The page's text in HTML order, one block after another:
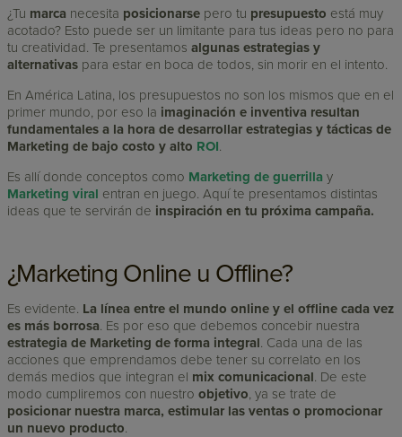
¿Tu marca necesita posicionarse pero tu presupuesto está muy
acotado? Esto puede ser un limitante para tus ideas pero no para
tu creatividad. Te presentamosalgunas estrategias y
alternativas para estar en boca de todos, sin morir en el intento.
En América Latina, los presupuestos no son los mismos que en el
primer mundo, por eso la imaginación e inventiva resultan
fundamentales a la hora de desarrollar estrategias y tácticas de
Marketing de bajo costo y alto ROI
Es allí donde conceptos como Marketing de guerrilla y
Marketing viral entran en juego. Aquí te presentamos distintas
ideas que te servirán de inspiración en tu próxima campaña.
¿Marketing Online u Offline?
Es evidente. La línea entre el mundo online y el offline cada vez
es más borrosa. Es por eso que debemos concebir nuestra
estrategia de Marketing de forma integral. Cada una de las
acciones que emprendamos debe tener su correlato en los
demás medios que integran el mix comunicacional. De este
modo cumpliremos con nuestro objetivo, ya se trate de
posicionar nuestra marca, estimular las ventas o promocionar
un nuevo producto.